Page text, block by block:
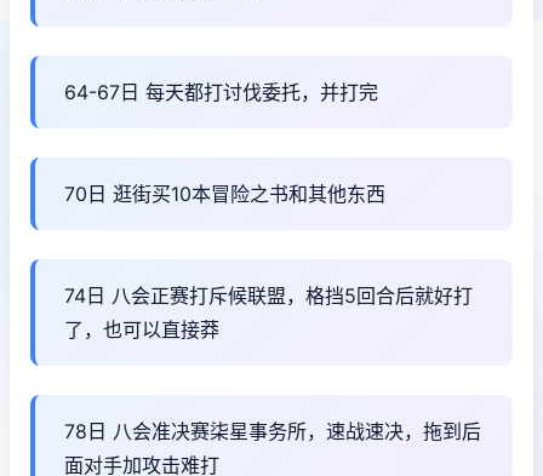
64-67日 每天都打讨伐委托，并打完
70日 逛街买10本冒险之书和其他东西
74日 八会正赛打斥候联盟，格挡5回合后就好打
了，也可以直接莽
78日 八会准决赛柒星事务所，速战速决，拖到后
面对手加攻击难打